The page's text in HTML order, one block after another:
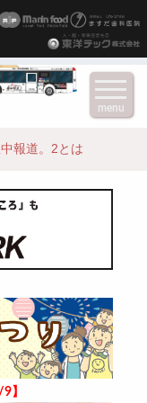
報道。2とは
】
menu